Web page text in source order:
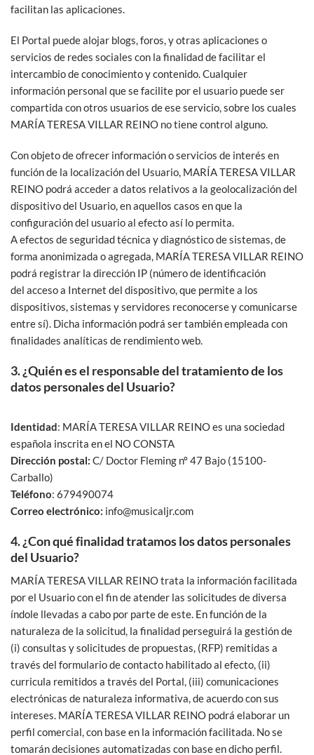
facilitan las aplicaciones.
El Portal puede alojar blogs, foros, y otras aplicaciones o
servicios de redes sociales con la finalidad de facilitar el
intercambio de conocimiento y contenido. Cualquier
información personal que se facilite por el usuario puede ser
compartida con otros usuarios de ese servicio, sobre los cuales
MARÍA TERESA VILLAR REINO no tiene control alguno.
Con objeto de ofrecer información o servicios de interés en
función de la localización del Usuario, MARÍA TERESA VILLAR
REINO podrá acceder a datos relativos a la geolocalización del
dispositivo del Usuario, en aquellos casos en que la
configuración del usuario al efecto así lo permita.
A efectos de seguridad técnica y diagnóstico de sistemas, de
forma anonimizada o agregada, MARÍA TERESA VILLAR REINO
podrá registrar la dirección IP (número de identificación
del acceso a Internet del dispositivo, que permite a los
dispositivos, sistemas y servidores reconocerse y comunicarse
entre sí). Dicha información podrá ser también empleada con
finalidades analíticas de rendimiento web.
3. ¿Quién es el responsable del tratamiento de los
datos personales del Usuario?
Identidad: MARÍA TERESA VILLAR REINO es una sociedad
española inscrita en el NO CONSTA
Dirección postal: C/ Doctor Fleming nº 47 Bajo (15100-
Carballo)
Teléfono: 679490074
Correo electrónico: info@musicaljr.com
4. ¿Con qué finalidad tratamos los datos personales
del Usuario?
MARÍA TERESA VILLAR REINO trata la información facilitada
por el Usuario con el fin de atender las solicitudes de diversa
índole llevadas a cabo por parte de este. En función de la
naturaleza de la solicitud, la finalidad perseguirá la gestión de
(i) consultas y solicitudes de propuestas, (RFP) remitidas a
través del formulario de contacto habilitado al efecto, (ii)
curricula remitidos a través del Portal, (iii) comunicaciones
electrónicas de naturaleza informativa, de acuerdo con sus
intereses. MARÍA TERESA VILLAR REINO podrá elaborar un
perfil comercial, con base en la información facilitada. No se
tomarán decisiones automatizadas con base en dicho perfil.